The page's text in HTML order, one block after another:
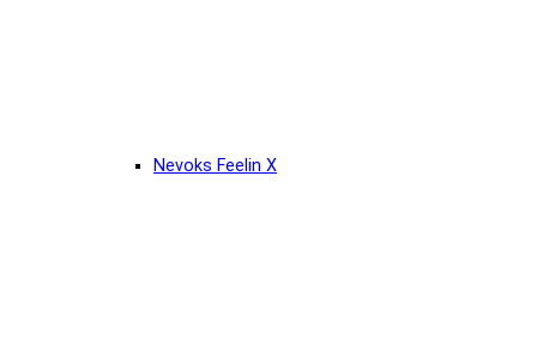
Nevoks Feelin X